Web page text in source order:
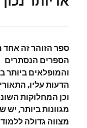
ספר הזוהר זה אחד
הספרים הנסתרים
והמופלאים ביותר
הדעות עליו,
וכן המחלוקות
מגוונות ביותר, יש
מצווה גדולה ללמוד